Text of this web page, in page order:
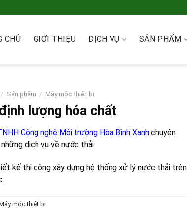
CHỦ GIỚI THIỆU DỊCH VỤ SẢN PHẨM
/ Sản phẩm / Máy móc thiết bị
lượng hóa chất
Công nghệ Môi trường Hòa Bình Xanhchuyên
dịch vụ về nước thải
kế thi công xây dựng hệ thống xử lý nước thải trên
móc thiết bị